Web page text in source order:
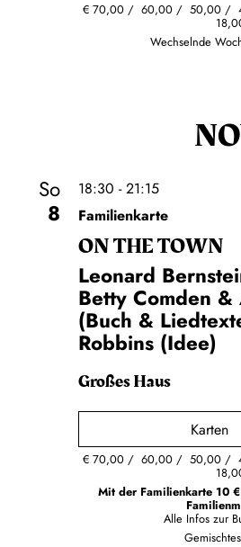
€ 70,00 60,00 50,00
Wechselnde
So
8
18:30 - 21:15
Familienkarte
ON THE TOWN
Leonard
Betty Comden
(Buch &
Robbins (Idee)
Großes Haus
Karten
€ 70,00 60,00 50,00
Mit der Familienkarte 10
Alle Infos zur